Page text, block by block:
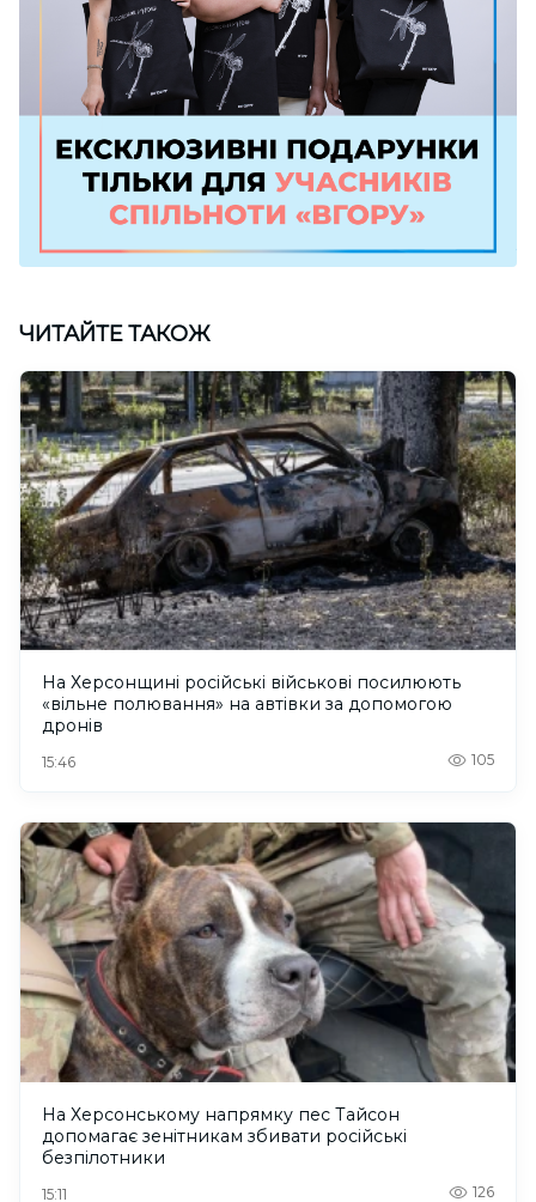
ЧИТАЙТЕ ТАКОЖ
На Херсонщині російські військові посилюють
«вільне полювання» на автівки за допомогою
дронів
15:46 105
На Херсонському напрямку пес Тайсон
допомагає зенітникам збивати російські
безпілотники
15:11 126